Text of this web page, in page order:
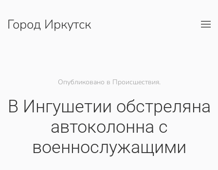
Перейти к содержимому
Город Иркутск
Опубликовано в Происшествия.
В Ингушетии обстреляна
автоколонна с
военнослужащими